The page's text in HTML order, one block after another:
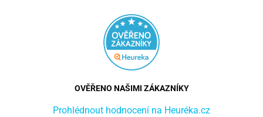
OVĚŘENO NAŠIMI ZÁKAZNÍKY
Prohlédnout hodnocení na Heuréka.cz